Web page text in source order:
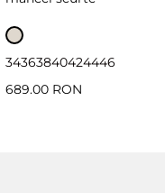
34363840424446
689.00 RON